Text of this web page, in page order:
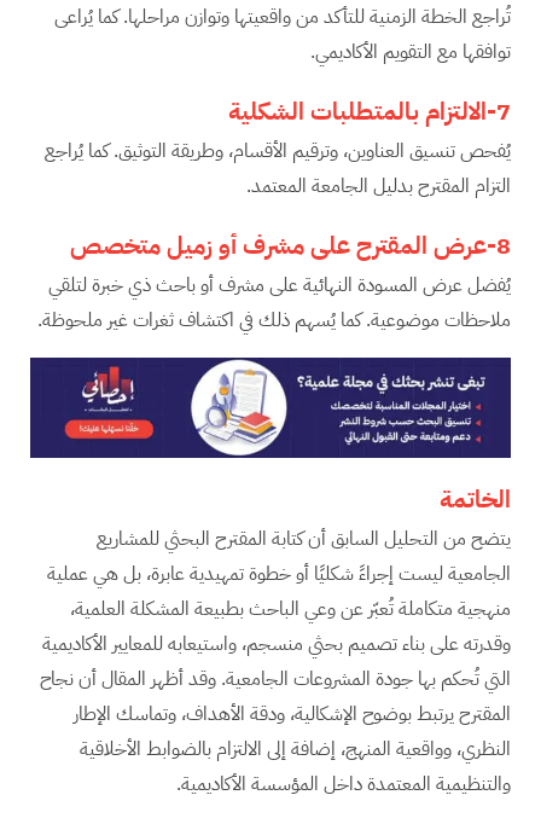
تُراجع الخطة الزمنية للتأكد من واقعيتها وتوازن مراحلها. كما يُراعى
توافقها مع التقويم الأكاديمي.
7-الالتزام بالمتطلبات الشكلية
يُفحص تنسيق العناوين، وترقيم الأقسام، وطريقة التوثيق. كما يُراجع
التزام المقترح بدليل الجامعة المعتمد.
8-عرض المقترح على مشرف أو زميل متخصص
يُفضل عرض المسودة النهائية على مشرف أو باحث ذي خبرة لتلقي
ملاحظات موضوعية. كما يُسهم ذلك في اكتشاف ثغرات غير ملحوظة.
الخاتمة
يتضح من التحليل السابق أن كتابة المقترح البحثي للمشاريع
الجامعية ليست إجراءً شكليًا أو خطوة تمهيدية عابرة، بل هي عملية
منهجية متكاملة تُعبّر عن وعي الباحث بطبيعة المشكلة العلمية،
وقدرته على بناء تصميم بحثي منسجم، واستيعابه للمعايير الأكاديمية
التي تُحكم بها جودة المشروعات الجامعية. وقد أظهر المقال أن نجاح
المقترح يرتبط بوضوح الإشكالية، ودقة الأهداف، وتماسك الإطار
النظري، وواقعية المنهج، إضافة إلى الالتزام بالضوابط الأخلاقية
والتنظيمية المعتمدة داخل المؤسسة الأكاديمية.